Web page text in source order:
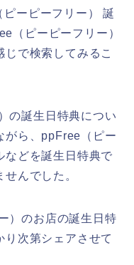
ーピーフリー） 誕
（ピーピーフリー）
で検索してみるこ
の誕生日特典につい
がら、ppFree（ピー
などを誕生日特典で
んでした。
）のお店の誕生日特
次第シェアさせて